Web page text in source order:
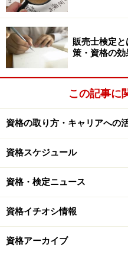
販売士検定
策・資格の効
この記事に
資格の取り方・キャリアへの
資格スケジュール
資格・検定ニュース
資格イチオシ情報
資格アーカイブ